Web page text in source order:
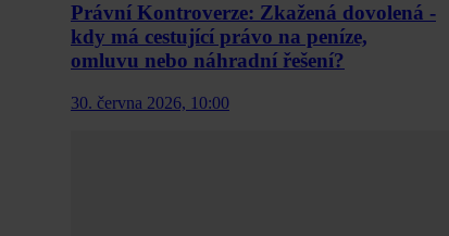
Právní Kontroverze: Zkažená dovolená -
kdy má cestující právo na peníze,
omluvu nebo náhradní řešení?
30. června 2026, 10:00